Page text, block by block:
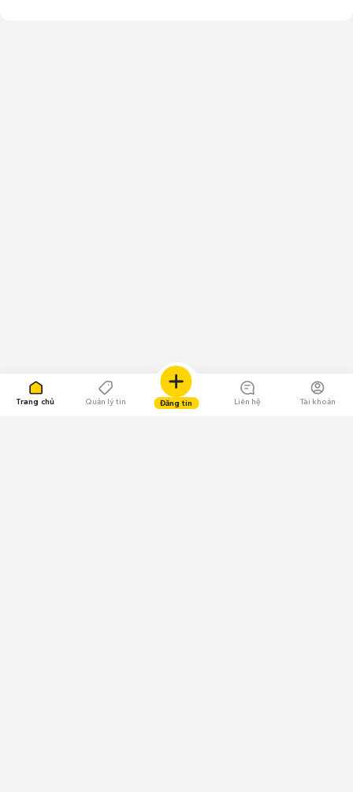
Trang chủ Quản lý tin Đăng tin Liên hệ Tài khoản